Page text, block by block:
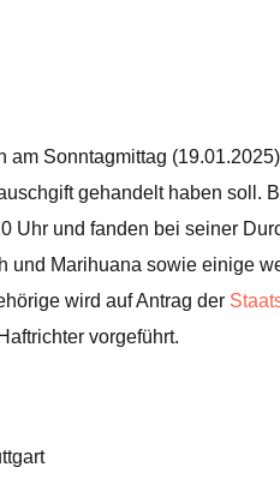
am Sonntagmittag
gehandelt haben soll.
Uhr und fanden bei seiner
und Marihuana sowie einige
wird auf Antrag der
vorgeführt.